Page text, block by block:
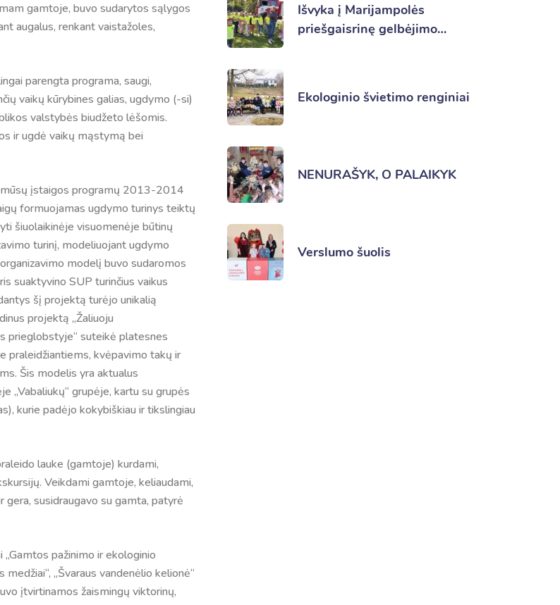
gamtoje, buvo sudarytos sąlygos
augalus, renkant vaistažoles,
parengta programa, saugi,
vaikų kūrybines galias, ugdymo (-si)
valstybės biudžeto lėšomis.
ir ugdė vaikų mąstymą bei
įstaigos programų 2013-2014
formuojamas ugdymo turinys teiktų
šiuolaikinėje visuomenėje būtinų
turinį, modeliuojant ugdymo
modelį buvo sudaromos
suaktyvino SUP turinčius vaikus
šį projektą turėjo unikalią
projektą „Žaliuoju
prieglobstyje“ suteikė platesnes
praleidžiantiems, kvėpavimo takų ir
Šis modelis yra aktualus
„Vabaliukų“ grupėje, kartu su grupės
kurie padėjo kokybiškiau ir tikslingiau
lauke (gamtoje) kurdami,
Veikdami gamtoje, keliaudami,
gera, susidraugavo su gamta, patyrė
pažinimo ir ekologinio
„Švaraus vandenėlio kelionė“
įtvirtinamos žaismingų viktorinų,
Išvyka į Marijampolės
priešgaisrinę gelbėjimo…
Ekologinio švietimo renginiai
NENURAŠYK, O PALAIKYK
Verslumo šuolis